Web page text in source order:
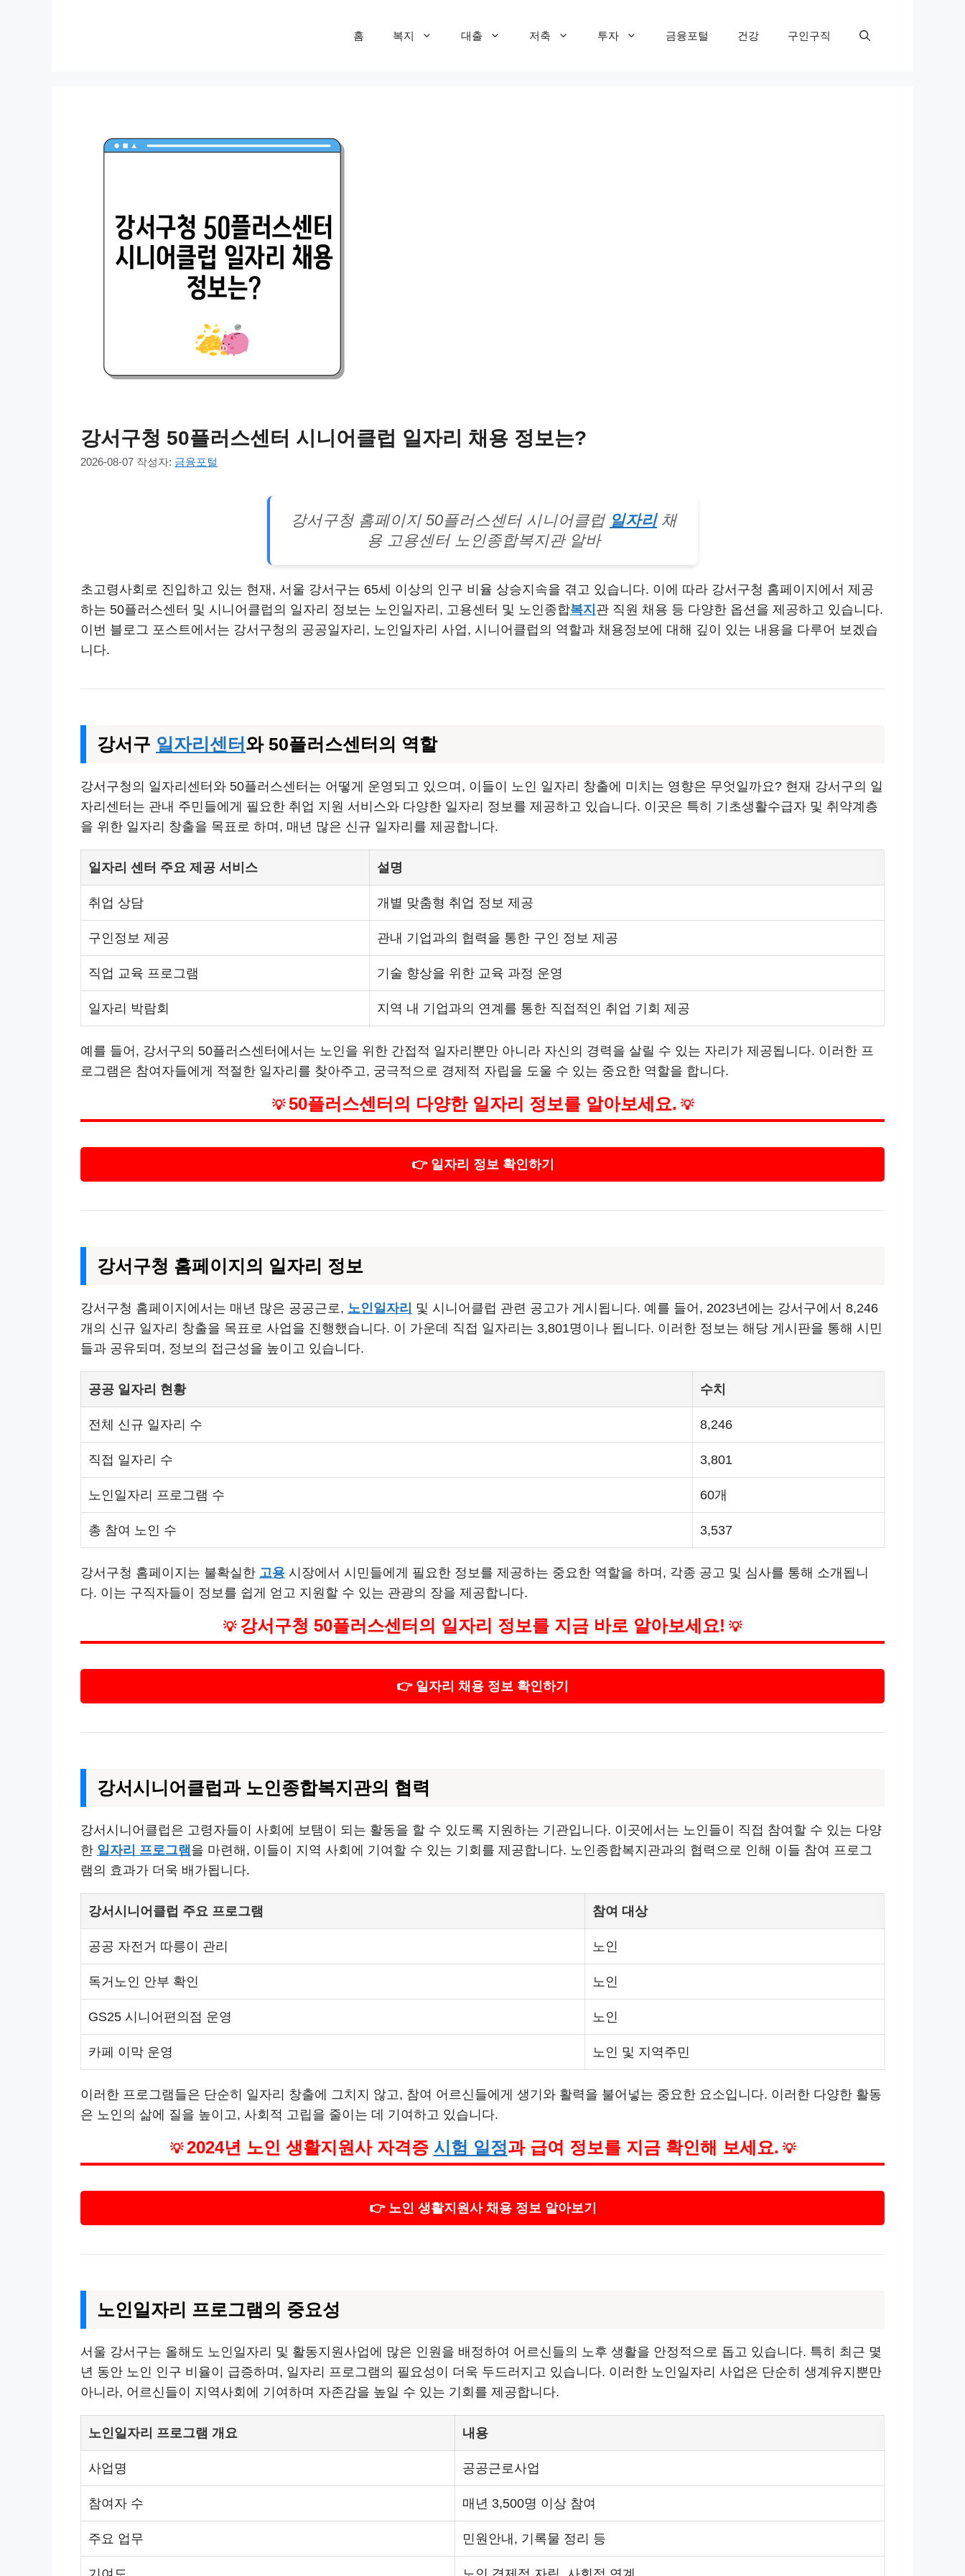
홈 복지 대출 저축 투자 금융포털 건강 구인구직
강서구청 50플러스센터 시니어클럽 일자리 채용 정보는?
2026-08-07 작성자: 금융포털
강서구청 홈페이지 50플러스센터 시니어클럽 일자리채
용 고용센터 노인종합복지관 알바
초고령사회로 진입하고 있는 현재, 서울 강서구는 65세 이상의 인구 비율 상승지속을 겪고 있습니다. 이에 따라 강서구청 홈페이지에서 제공
하는 50플러스센터 및 시니어클럽의 일자리 정보는 노인일자리, 고용센터 및 노인종합복지 관 직원 채용 등 다양한 옵션을 제공하고 있습니다.
이번 블로그 포스트에서는 강서구청의 공공일자리, 노인일자리 사업, 시니어클럽의 역할과 채용정보에 대해 깊이 있는 내용을 다루어 보겠습
니다.
강서구 일자리센터와 50플러스센터의 역할
강서구청의 일자리센터와 50플러스센터는 어떻게 운영되고 있으며, 이들이 노인 일자리 창출에 미치는 영향은 무엇일까요? 현재 강서구의 일
자리센터는 관내 주민들에게 필요한 취업 지원 서비스와 다양한 일자리 정보를 제공하고 있습니다. 이곳은 특히 기초생활수급자 및 취약계층
을 위한 일자리 창출을 목표로 하며, 매년 많은 신규 일자리를 제공합니다.
일자리 센터 주요 제공 서비스 설명
취업 상담 개별 맞춤형 취업 정보 제공
구인정보 제공 관내 기업과의 협력을 통한 구인 정보 제공
직업 교육 프로그램 기술 향상을 위한 교육 과정 운영
일자리 박람회 지역 내 기업과의 연계를 통한 직접적인 취업 기회 제공
예를 들어, 강서구의 50플러스센터에서는 노인을 위한 간접적 일자리뿐만 아니라 자신의 경력을 살릴 수 있는 자리가 제공됩니다. 이러한 프
로그램은 참여자들에게 적절한 일자리를 찾아주고, 궁극적으로 경제적 자립을 도울 수 있는 중요한 역할을 합니다.
💡 50플러스센터의 다양한 일자리 정보를 알아보세요. 💡
👉 일자리 정보 확인하기
강서구청 홈페이지의 일자리 정보
강서구청 홈페이지에서는 매년 많은 공공근로, 노인일자리 및 시니어클럽 관련 공고가 게시됩니다. 예를 들어, 2023년에는 강서구에서 8,246
개의 신규 일자리 창출을 목표로 사업을 진행했습니다. 이 가운데 직접 일자리는 3,801명이나 됩니다. 이러한 정보는 해당 게시판을 통해 시민
들과 공유되며, 정보의 접근성을 높이고 있습니다.
공공 일자리 현황 수치
전체 신규 일자리 수 8,246
직접 일자리 수 3,801
노인일자리 프로그램 수 60개
총 참여 노인 수 3,537
강서구청 홈페이지는 불확실한 고용 시장에서 시민들에게 필요한 정보를 제공하는 중요한 역할을 하며, 각종 공고 및 심사를 통해 소개됩니
다. 이는 구직자들이 정보를 쉽게 얻고 지원할 수 있는 관광의 장을 제공합니다.
💡 강서구청 50플러스센터의 일자리 정보를 지금 바로 알아보세요! 💡
👉 일자리 채용 정보 확인하기
강서시니어클럽과 노인종합복지관의 협력
강서시니어클럽은 고령자들이 사회에 보탬이 되는 활동을 할 수 있도록 지원하는 기관입니다. 이곳에서는 노인들이 직접 참여할 수 있는 다양
한 일자리 프로그램 을 마련해, 이들이 지역 사회에 기여할 수 있는 기회를 제공합니다. 노인종합복지관과의 협력으로 인해 이들 참여 프로그
램의 효과가 더욱 배가됩니다.
강서시니어클럽 주요 프로그램 참여 대상
공공 자전거 따릉이 관리 노인
독거노인 안부 확인 노인
GS25 시니어편의점 운영 노인
카페 이막 운영 노인 및 지역주민
이러한 프로그램들은 단순히 일자리 창출에 그치지 않고, 참여 어르신들에게 생기와 활력을 불어넣는 중요한 요소입니다. 이러한 다양한 활동
은 노인의 삶에 질을 높이고, 사회적 고립을 줄이는 데 기여하고 있습니다.
💡 2024년 노인 생활지원사 자격증 시험 일정과 급여 정보를 지금 확인해 보세요. 💡
👉 노인 생활지원사 채용 정보 알아보기
노인일자리 프로그램의 중요성
서울 강서구는 올해도 노인일자리 및 활동지원사업에 많은 인원을 배정하여 어르신들의 노후 생활을 안정적으로 돕고 있습니다. 특히 최근 몇
년 동안 노인 인구 비율이 급증하며, 일자리 프로그램의 필요성이 더욱 두드러지고 있습니다. 이러한 노인일자리 사업은 단순히 생계유지뿐만
아니라, 어르신들이 지역사회에 기여하며 자존감을 높일 수 있는 기회를 제공합니다.
노인일자리 프로그램 개요 내용
사업명 공공근로사업
참여자 수 매년 3,500명 이상 참여
주요 업무 민원안내, 기록물 정리 등